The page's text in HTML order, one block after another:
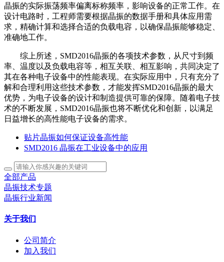
晶振的实际振荡频率偏离标称频率，影响设备的正常工作。在
设计电路时，工程师需要根据晶振的数据手册和具体应用需
求，精确计算和选择合适的负载电容，以确保晶振能够稳定、
准确地工作。
综上所述，SMD2016晶振的各项技术参数，从尺寸到频
率、温度以及负载电容等，相互关联、相互影响，共同决定了
其在各种电子设备中的性能表现。在实际应用中，只有充分了
解和合理利用这些技术参数，才能发挥SMD2016晶振的最大
优势，为电子设备的设计和制造提供可靠的保障。随着电子技
术的不断发展，SMD2016晶振也将不断优化和创新，以满足
日益增长的高性能电子设备的需求。
贴片晶振如何保证设备高性能
SMD2016 晶振在工业设备中的应用
全部产品
晶振技术专题
晶振行业新闻
关于我们
公司简介
加入我们